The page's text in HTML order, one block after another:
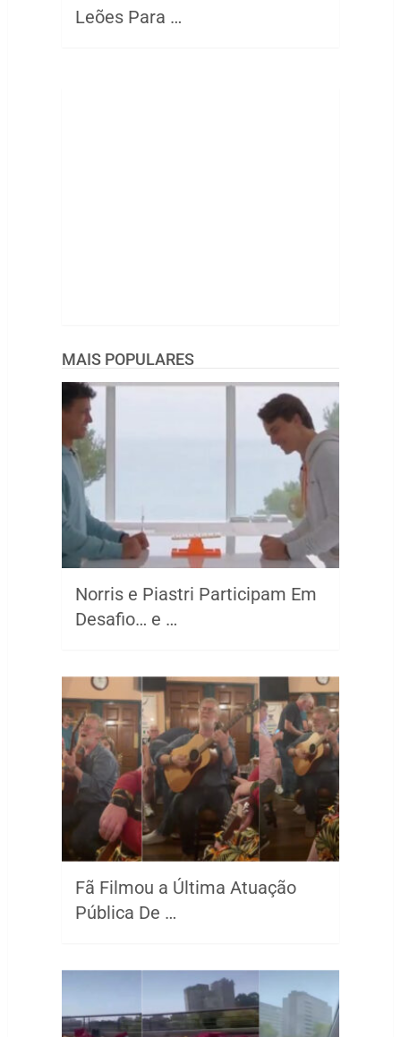
Leões Para …
MAIS POPULARES
Norris e Piastri Participam Em
Desafio… e …
Fã Filmou a Última Atuação
Pública De …